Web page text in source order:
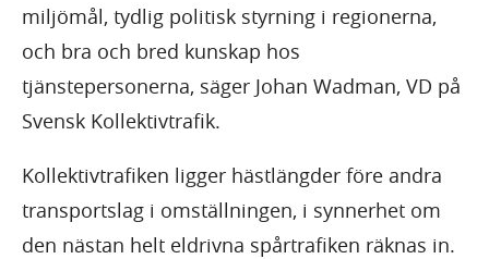
miljömål, tydlig politisk styrning i regionerna,
och bra och bred kunskap hos
tjänstepersonerna, säger Johan Wadman, VD på
Svensk Kollektivtrafik.
Kollektivtrafiken ligger hästlängder före andra
transportslag i omställningen, i synnerhet om
den nästan helt eldrivna spårtrafiken räknas in.